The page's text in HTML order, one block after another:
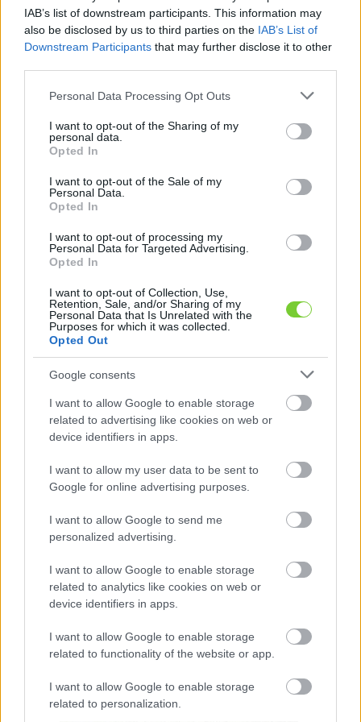
IAB’s list of downstream participants. This information may
also be disclosed by us to third parties on the IAB’s List of
Downstream Participants that may further disclose it to other
Please note that this website/app uses one or more Google
not limited to your visit or usage behaviour. You may click to
grant or deny consent to Google and its third-party tags to
use your data for below specified purposes in below Google
consent section.
Personal Data Processing Opt Outs
I want to opt-out of the Sharing of my
personal data.
Opted In
I want to opt-out of the Sale of my
Personal Data.
Opted In
I want to opt-out of processing my
Personal Data for Targeted Advertising.
Opted In
I want to opt-out of Collection, Use,
Retention, Sale, and/or Sharing of my
Personal Data that Is Unrelated with the
Purposes for which it was collected.
Opted Out
Google consents
I want to allow Google to enable storage
related to advertising like cookies on web or
device identifiers in apps.
I want to allow my user data to be sent to
Google for online advertising purposes.
I want to allow Google to send me
personalized advertising.
I want to allow Google to enable storage
related to analytics like cookies on web or
device identifiers in apps.
I want to allow Google to enable storage
related to functionality of the website or app.
I want to allow Google to enable storage
related to personalization.
Felhasználónév
Jelszó
Elfelejtette jelszavát?
Bejelentkezés
faiskola.hu
Kertészeti, kerti termékek és szolgáltatások térképes
KERTÉSZ ÉS KERTÉSZET REGISZTRÁCIÓ
Kékszakáll
(Caryopteris x
clandonensis
1m x 1m-es, sűrű, gömbölyded félcserje. Levelei
virágait augusztusban – szeptemberben tömegesen
hozza.
Jó vízelvezetésű, átlagos, enyhén meszes talajt és napos
fekvést igényel. Mérsékelten szárazságtűrő növény.
akár edényben is nevelhetjük
Bővebben:http://palmaligetetmagyarorszagnak.com/